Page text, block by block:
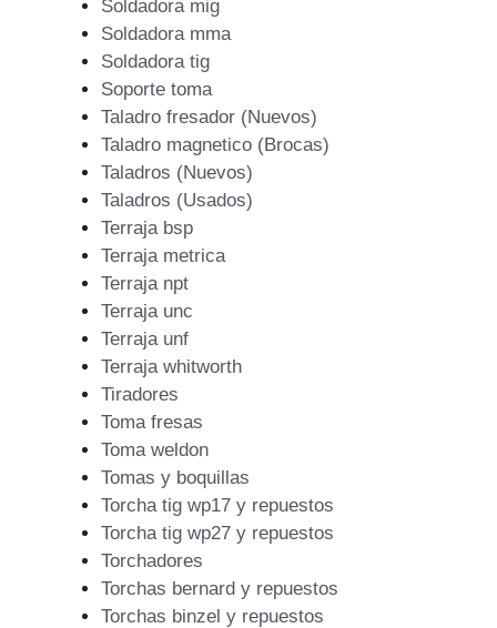
Soldadora mig
Soldadora mma
Soldadora tig
Soporte toma
Taladro fresador (Nuevos)
Taladro magnetico (Brocas)
Taladros (Nuevos)
Taladros (Usados)
Terraja bsp
Terraja metrica
Terraja npt
Terraja unc
Terraja unf
Terraja whitworth
Tiradores
Toma fresas
Toma weldon
Tomas y boquillas
Torcha tig wp17 y repuestos
Torcha tig wp27 y repuestos
Torchadores
Torchas bernard y repuestos
Torchas binzel y repuestos